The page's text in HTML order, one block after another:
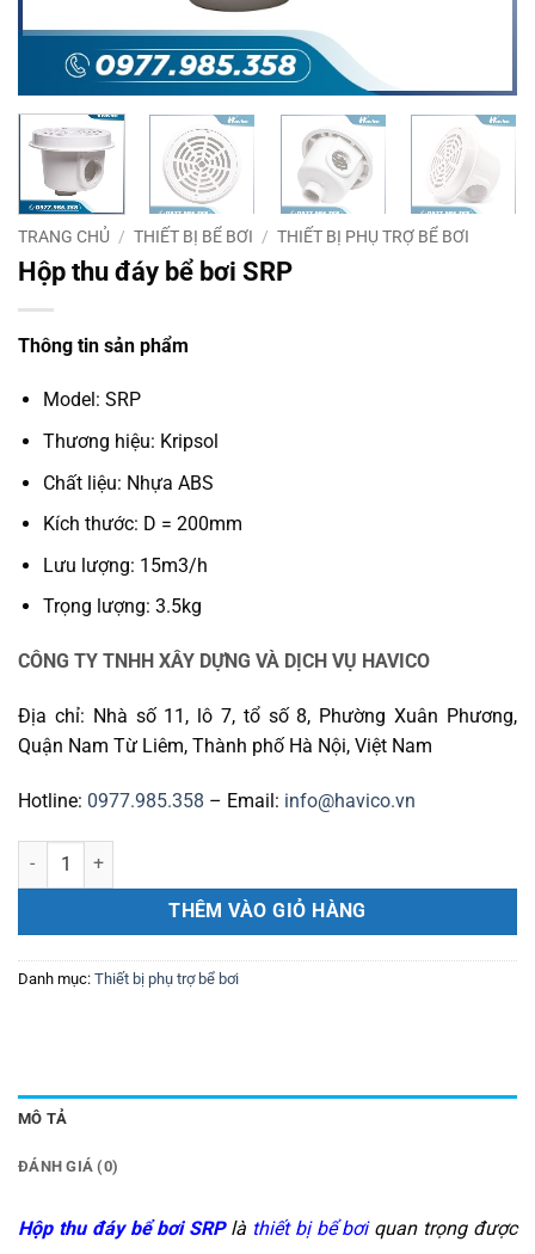
TRANG CHỦ / THIẾT BỊ BỂ BƠI / THIẾT BỊ PHỤ TRỢ BỂ BƠI
Hộp thu đáy bể bơi SRP
Thông tin sản phẩm
Model: SRP
Thương hiệu: Kripsol
Chất liệu: Nhựa ABS
Kích thước: D = 200mm
Lưu lượng: 15m3/h
Trọng lượng: 3.5kg
CÔNG TY TNHH XÂY DỰNG VÀ DỊCH VỤ HAVICO
Địa chỉ: Nhà số 11, lô 7, tổ số 8, Phường Xuân Phương,
Quận Nam Từ Liêm, Thành phố Hà Nội, Việt Nam
Hotline: 0977.985.358 – Email: info@havico.vn
Hộp thu đáy bể bơi SRP số lượng
THÊM VÀO GIỎ HÀNG
Danh mục: Thiết bị phụ trợ bể bơi
MÔ TẢ
ĐÁNH GIÁ (0)
Hộp thu đáy bể bơi SRP là thiết bị bể bơiquan trọng được